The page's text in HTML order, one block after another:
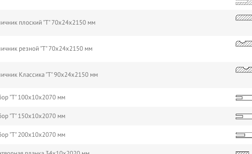
плоский "Т" 70х24х2150 мм
резной "Т" 70х24х2150 мм
Классика "Т" 90х24х2150 мм
"Т" 100х10х2070 мм
"Т" 150х10х2070 мм
"Т" 200х10х2070 мм